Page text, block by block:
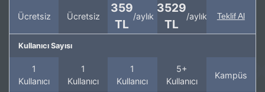
Ücretsiz Ücretsiz
359
TL
/aylık
3529
TL
/aylık Teklif Al
Kullanıcı Sayısı
1
Kullanıcı
1
Kullanıcı
1
Kullanıcı
5+
Kullanıcı
Kampüs